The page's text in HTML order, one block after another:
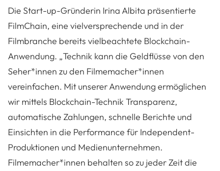
Die Start-up-Gründerin Irina Albita präsentierte
FilmChain, eine vielversprechende und in der
Filmbranche bereits vielbeachtete Blockchain-
Anwendung. „Technik kann die Geldflüsse von den
Seher*innen zu den Filmemacher*innen
vereinfachen. Mit unserer Anwendung ermöglichen
wir mittels Blockchain-Technik Transparenz,
automatische Zahlungen, schnelle Berichte und
Einsichten in die Performance für Independent-
Produktionen und Medienunternehmen.
Filmemacher*innen behalten so zu jeder Zeit die